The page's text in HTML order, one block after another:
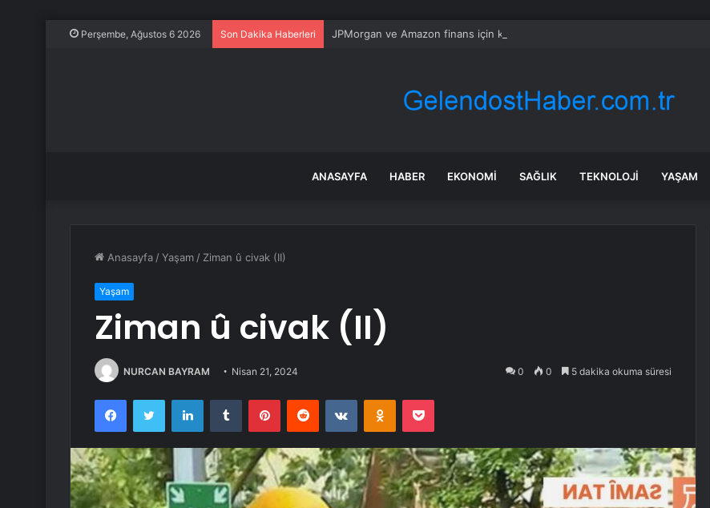
Perşembe, Ağustos 6 2026 Son Dakika Haberleri JPMorgan ve Amazon finans için kuantum araçları geliştirdi
ANASAYFA HABER EKONOMI SAĞLIK TEKNOLOJI YAŞAM
Anasayfa /Yaşam / Ziman û civak (II)
Yaşam
Ziman û civak (II)
NURCAN BAYRAM Nisan 21, 2024 0 0 5 dakika okuma süresi
FacebookTwitter LinkedInTumblr PinterestReddit VKontakteOdnoklassniki
Pocket